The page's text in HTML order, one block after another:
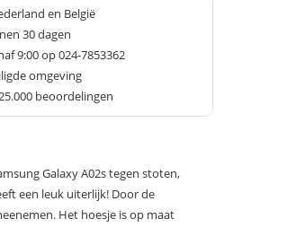
en België
30 dagen
9:00 op 024-7853362
omgeving
beoordelingen
Galaxy A02s tegen stoten,
een leuk uiterlijk! Door de
Het hoesje is op maat